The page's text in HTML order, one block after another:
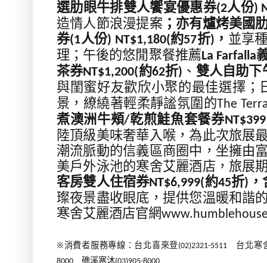
選肋眼牛排雙人饗宴優惠券(2人份)
造情人節浪漫提案 ；亦有爐烤美國
券(1人份) NT$1,180(約57折) ， 並享
理；午後的悠閒聚餐推薦La Farfalla
茶券NT$1,200(約62折) 、 雙人自助下
與閨蜜好友歡欣小聚的最佳選擇；
景，繚繞著輕柔靜謐氛圍的The
煮澳洲牛頰/乾煎鮭魚套餐券NT$399
陸頂級美味奢華入喉，為此次旅展
潮流脈動的信義區商圈中，坐擁由
美戶外泳池的寒舍艾麗酒店，旅展
客房雙人住宿券NT$6,999(約45折)
璨夜景盡收眼底，提供您溫暖和諧
寒舍艾麗酒店官網
※消費者服務專線：台北喜來登(02)2321-5511 台北寒
礁溪寒沐